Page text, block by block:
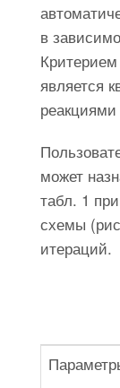
в
является
может
табл. 1
схемы
итераций.